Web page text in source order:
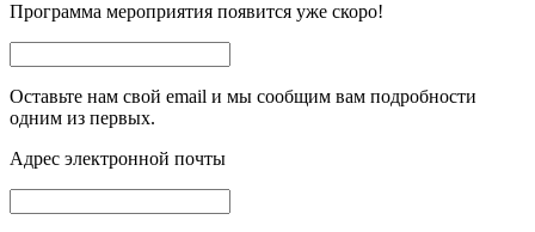
Программа мероприятия появится уже скоро!
Оставьте нам свой email и мы сообщим вам подробности
одним из первых.
Адрес электронной почты